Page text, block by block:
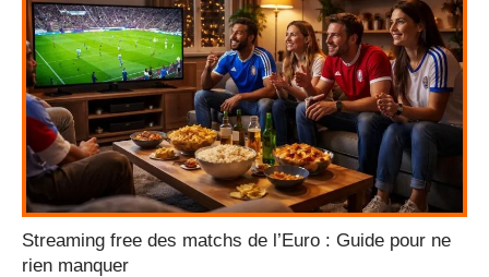
Streaming free des matchs de l’Euro : Guide pour ne
rien manquer